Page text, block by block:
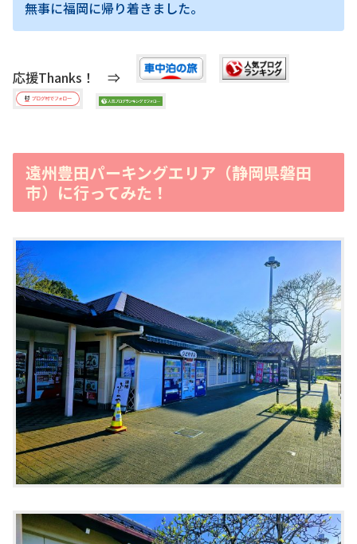
無事に福岡に帰り着きました。
応援Thanks！ ⇒
遠州豊田パーキングエリア（静岡県磐田
市）に行ってみた！